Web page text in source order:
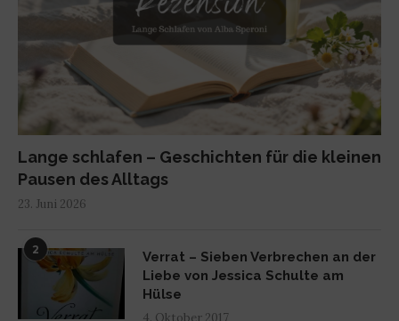
Lange schlafen – Geschichten für die kleinen
Pausen des Alltags
23. Juni 2026
2
Verrat – Sieben Verbrechen an der
Liebe von Jessica Schulte am
Hülse
4. Oktober 2017